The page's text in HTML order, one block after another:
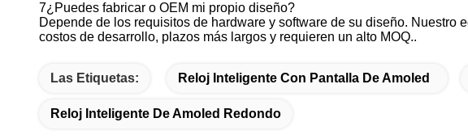
7¿Puedes fabricar o OEM mi propio diseño?
Depende de los requisitos de hardware y software de su diseño.
costos de desarrollo, plazos más largos y requieren un alto MOQ..
Las Etiquetas: Reloj Inteligente Con Pantalla De Amoled
Reloj Inteligente De Amoled Redondo